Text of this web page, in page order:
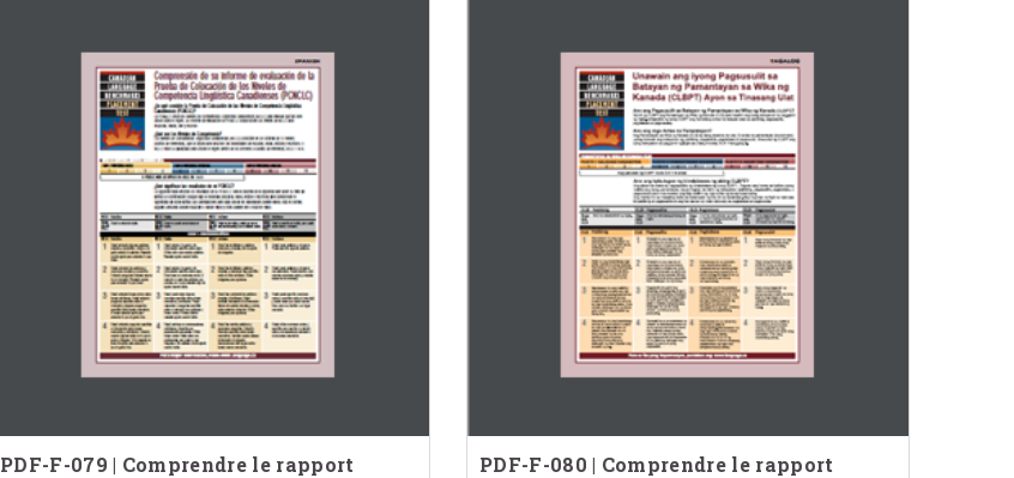
PDF-F-079 | Comprendre le rapport
PDF-F-080 | Comprendre le rapport